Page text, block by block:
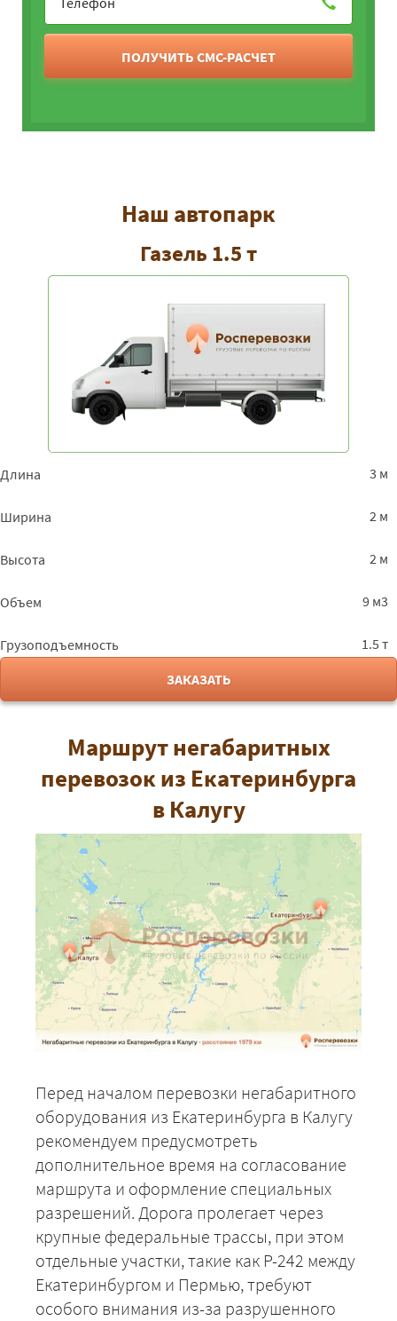
ПОЛУЧИТЬ СМС-РАСЧЕТ
Наш автопарк
Газель 1.5 т
Длина 3 м
Ширина 2 м
Высота 2 м
Объем 9 м3
Грузоподъемность
1.5 т
ЗАКАЗАТЬ
Маршрут негабаритных
перевозок из Екатеринбурга
в Калугу
Перед началом перевозки негабаритного
оборудования из Екатеринбурга в Калугу
рекомендуем предусмотреть
дополнительное время на согласование
маршрута и оформление специальных
разрешений. Дорога пролегает через
крупные федеральные трассы, при этом
отдельные участки, такие как Р-242 между
Екатеринбургом и Пермью, требуют
особого внимания из-за разрушенного